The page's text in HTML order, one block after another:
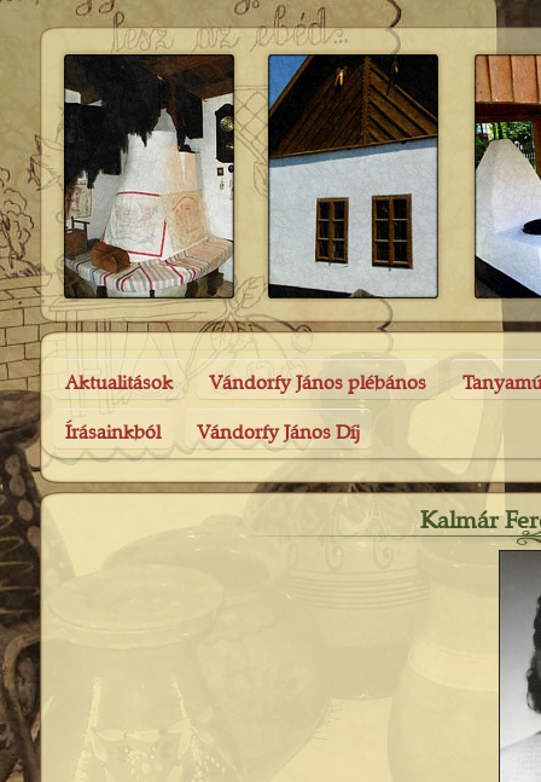
Aktualitások Vándorfy János plébános
Írásainkból Vándorfy János Díj
Kalmár